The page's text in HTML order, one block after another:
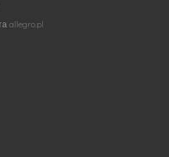
allegro.pl